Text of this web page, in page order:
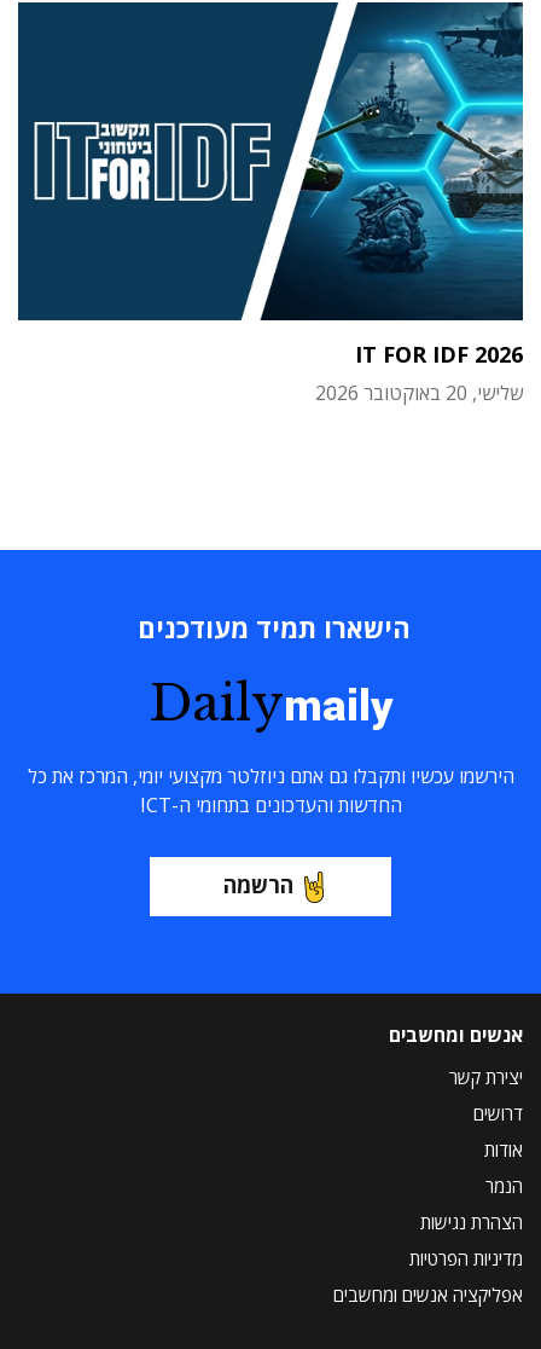
IT FOR IDF 2026
שלישי, 20 באוקטובר 2026
הישארו תמיד מעודכנים
Dailymaily
הירשמו עכשיו ותקבלו גם אתם ניוזלטר מקצועי יומי, המרכז את כל
החדשות והעדכונים בתחומי ה-ICT
הרשמה
אנשים ומחשבים
יצירת קשר
דרושים
אודות
הנמר
הצהרת נגישות
מדיניות הפרטיות
אפליקציה אנשים ומחשבים